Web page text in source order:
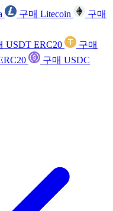
구매 Litecoin
구매
USDT ERC20
구매
구매 USDC